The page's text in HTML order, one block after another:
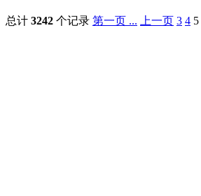
总计 3242 个记录 第一页 ... 上一页 3 4 5